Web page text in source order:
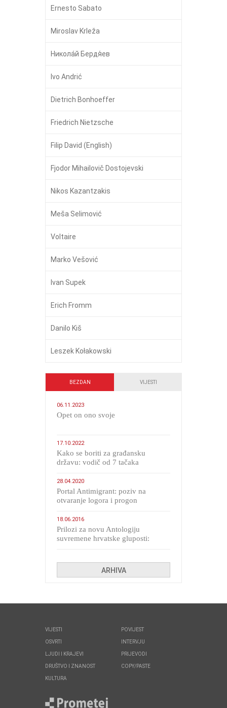
Ernesto Sabato
Miroslav Krleža
Никола́й Бердя́ев
Ivo Andrić
Dietrich Bonhoeffer
Friedrich Nietzsche
Filip David (English)
Fjodor Mihailovič Dostojevski
Nikos Kazantzakis
Meša Selimović
Voltaire
Marko Vešović
Ivan Supek
Erich Fromm
Danilo Kiš
Leszek Kołakowski
BEZDAN VIJESTI
06.11.2023
​Opet on ono svoje
17.10.2022
Kako se boriti za građansku
državu: vodič od 7 tačaka
28.04.2020
Portal Antimigrant: poziv na
otvaranje logora i progon
18.06.2016
Prilozi za novu Antologiju
suvremene hrvatske gluposti:
ARHIVA
VIJESTI
OSVRTI
LJUDI I KRAJEVI
DRUŠTVO I ZNANOST
KULTURA
POVIJEST
INTERVJU
PRIJEVODI
COPY/PASTE